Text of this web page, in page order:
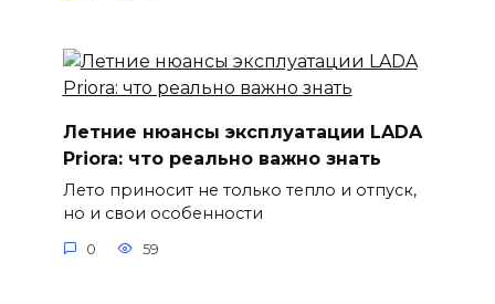
Летние нюансы эксплуатации LADA
Priora: что реально важно знать
Лето приносит не только тепло и отпуск,
но и свои особенности
0 59